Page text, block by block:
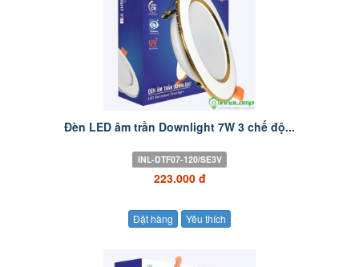
Đèn LED âm trần Downlight 7W 3 chế độ...
INL-DTF07-120/SE3V
223.000 đ
Đặt hàng Yêu thích